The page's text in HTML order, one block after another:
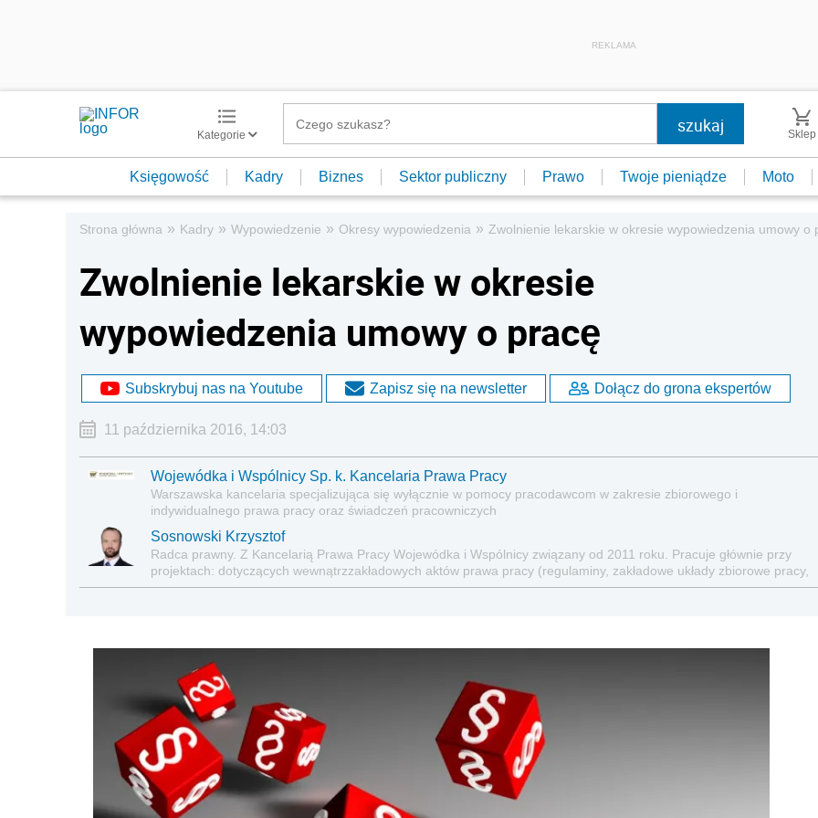
REKLAMA
Kategorie Sklep
Księgowość Kadry Biznes Sektor publiczny Prawo Twoje pieniądze Moto
Strona główna » Kadry » Wypowiedzenie » Okresy wypowiedzenia » Zwolnienie lekarskie w okresie wypowiedzenia umowy o
Zwolnienie lekarskie w okresie
wypowiedzenia umowy o pracę
Subskrybuj nas na Youtube Zapisz się na newsletter Dołącz do grona ekspertów
11 października 2016, 14:03
Wojewódka i Wspólnicy Sp. k. Kancelaria Prawa Pracy
Warszawska kancelaria specjalizująca się wyłącznie w pomocy pracodawcom w zakresie zbiorowego i
indywidualnego prawa pracy oraz świadczeń pracowniczych
Sosnowski Krzysztof
Radca prawny. Z Kancelarią Prawa Pracy Wojewódka i Wspólnicy związany od 2011 roku. Pracuje głównie przy
projektach: dotyczących wewnątrzzakładowych aktów prawa pracy (regulaminy, zakładowe układy zbiorowe pracy,
porozumienia z organizacjami związkowymi), w obszarze relacji ze związkami zawodowymi i zbiorowego prawa
zakresu bezpieczeństwa i higieny pracy Szkoły Głównej Służby Pożarniczej. Autor licznych publikacji z zakresu
prawa pracy oraz bezpieczeństwa i higieny pracy. Współautor publikacji: Musisz to wiedzieć! (Infor Biznes 2020),
Elastyczne formy zatrudnienia (Infor 2019).